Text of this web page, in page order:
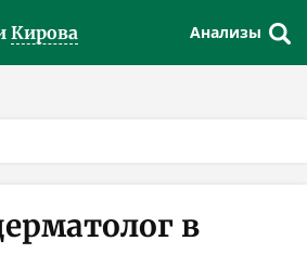
Кирова Анализы
в